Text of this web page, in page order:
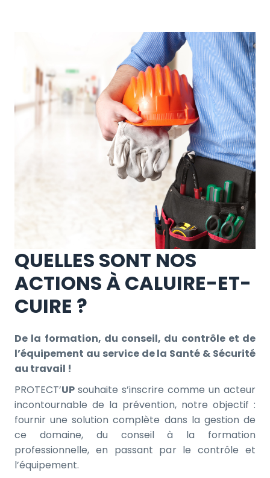
QUELLES SONT NOS
ACTIONS À CALUIRE-ET-
CUIRE ?
De la formation, du conseil, du contrôle et de
l’équipement au service de la Santé & Sécurité
au travail !
PROTECT’UP souhaite s’inscrire comme un acteur
incontournable de la prévention, notre objectif :
fournir une solution complète dans la gestion de
ce domaine, du conseil à la formation
professionnelle, en passant par le contrôle et
l’équipement.